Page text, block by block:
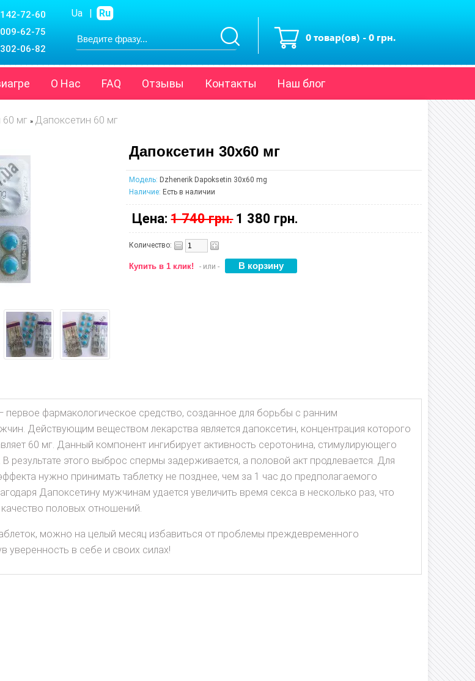
142-72-60
009-62-75
302-06-82
0 товар(ов) - 0 грн.
О Нас FAQ Отзывы Контакты Наш блог
Ua | Ru
мг » Дапоксетин 60 мг
Дапоксетин 30х60 мг
Модель: Dzhenerik Dapoksetin 30х60 mg
Наличие: Есть в наличии
Цена:1 740 грн. 1 380 грн.
Количество:
Купить в 1 клик! - или -
первое фармакологическое средство, созданное для борьбы с ранним
Действующим веществом лекарства является дапоксетин, концентрация которого
60 мг. Данный компонент ингибирует активность серотонина, стимулирующего
В результате этого выброс спермы задерживается, а половой акт продлевается. Для
нужно принимать таблетку не позднее, чем за 1 час до предполагаемого
Дапоксетину мужчинам удается увеличить время секса в несколько раз, что
половых отношений.
можно на целый месяц избавиться от проблемы преждевременного
уверенность в себе и своих силах!